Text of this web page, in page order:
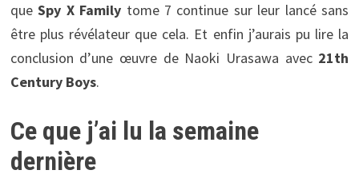
queSpy X Family tome 7 continue sur leur lancé sans
être plus révélateur que cela. Et enfin j’aurais pu lire la
conclusion d’une œuvre de Naoki Urasawa avec 21th
Century Boys.
Ce que j’ai lu la semaine
dernière